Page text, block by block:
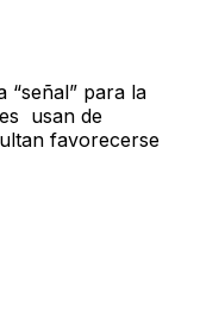
“señal” para la
usan de
favorecerse